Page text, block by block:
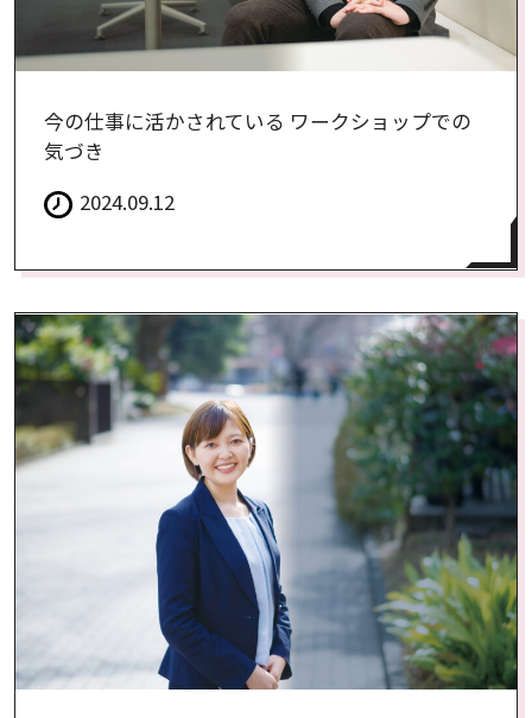
今の仕事に活かされている ワークショップでの
気づき
2024.09.12